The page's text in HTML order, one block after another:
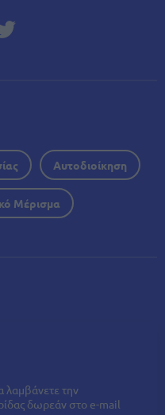
Αυτοδιοίκηση
Μέρισμα
λαμβάνετε την
δωρεάν στο e-mail